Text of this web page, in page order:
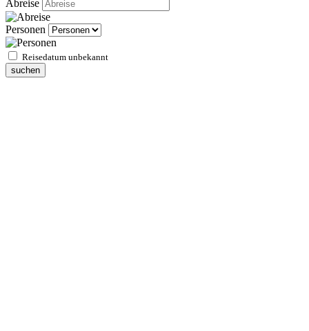
Abreise
Personen
Reisedatum unbekannt
suchen